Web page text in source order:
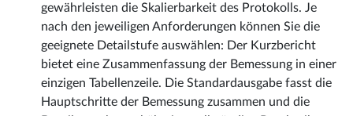
gewährleisten die Skalierbarkeit des Protokolls. Je
nach den jeweiligen Anforderungen können Sie die
geeignete Detailstufe auswählen: Der Kurzbericht
bietet eine Zusammenfassung der Bemessung in einer
einzigen Tabellenzeile. Die Standardausgabe fasst die
Hauptschritte der Bemessung zusammen und die